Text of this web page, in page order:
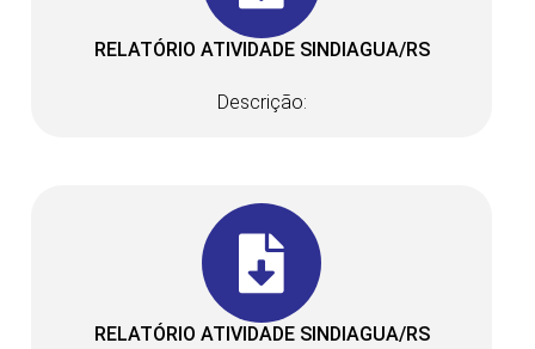
RELATÓRIO ATIVIDADE SINDIAGUA/RS
Descrição:
RELATÓRIO ATIVIDADE SINDIAGUA/RS